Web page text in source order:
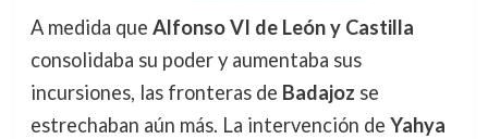
A medida que Alfonso VI de León y Castilla
consolidaba su poder y aumentaba sus
incursiones, las fronteras de Badajoz se
estrechaban aún más. La intervención de Yahya